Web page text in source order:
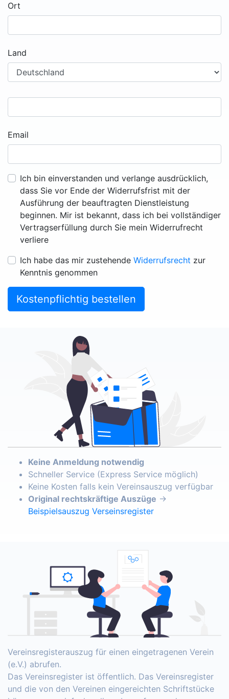
Ort
Land
Email
Ich bin einverstanden und verlange ausdrücklich,
dass Sie vor Ende der Widerrufsfrist mit der
Ausführung der beauftragten Dienstleistung
beginnen. Mir ist bekannt, dass ich bei vollständiger
Vertragserfüllung durch Sie mein Widerrufrecht
verliere
Ich habe das mir zustehende Widerrufsrecht zur
Kenntnis genommen
Kostenpflichtig bestellen
Keine Anmeldung notwendig
Schneller Service (Express Service möglich)
Keine Kosten falls kein Vereinsauszug verfügbar
Original rechtskräftige Auszüge →
Beispielsauszug Verseinsregister
Vereinsregisterauszug für einen eingetragenen Verein
(e.V.) abrufen.
Das Vereinsregister ist öffentlich. Das Vereinsregister
und die von den Vereinen eingereichten Schriftstücke